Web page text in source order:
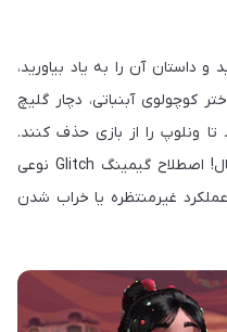
و داستان آن را به یاد بیاورید،
آبنباتی، دچار گلیچ
ونلوپ را از بازی حذف کنند.
حال گلیچ اصلا به چه معناست؟ اشکال! اصطلاح گیمینگ Glitch نوعی
غیرمنتظره یا خراب شدن